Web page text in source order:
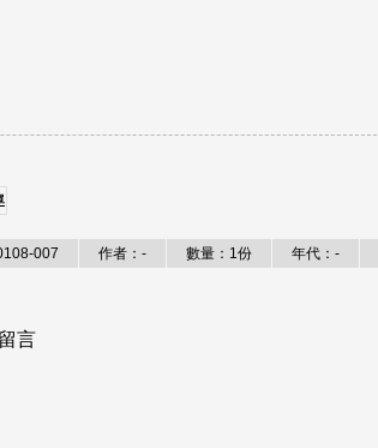
007 作者：- 數量：1份 年代：-
言